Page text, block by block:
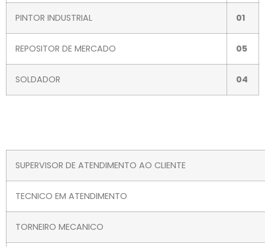
PINTOR INDUSTRIAL 01
REPOSITOR DE MERCADO 05
SOLDADOR 04
SUPERVISOR DE ATENDIMENTO AO CLIENTE
TECNICO EM ATENDIMENTO
TORNEIRO MECANICO